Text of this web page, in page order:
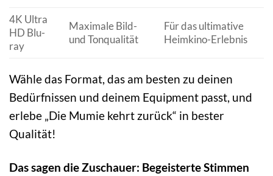
4K Ultra
HD Blu-
ray
Maximale Bild-
und Tonqualität
Für das ultimative
Heimkino-Erlebnis
Wähle das Format, das am besten zu deinen
Bedürfnissen und deinem Equipment passt, und
erlebe „Die Mumie kehrt zurück“ in bester
Qualität!
Das sagen die Zuschauer: Begeisterte Stimmen